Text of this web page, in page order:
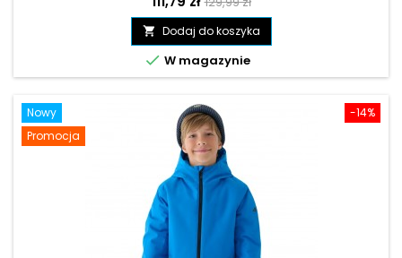
podstawowa
 Dodaj do koszyka
 W magazynie
-14%
Nowy
Promocja